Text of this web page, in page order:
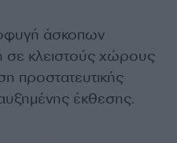
άσκοπων
σε κλειστούς χώρους
προστατευτικής
έκθεσης.